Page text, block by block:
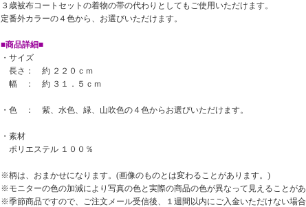
３歳被布コートセットの着物の帯の代わりとしてもご使用いただけます。
定番外カラーの４色から、お選びいただけます。
■商品詳細■
・サイズ
長さ： 約 ２２０ｃｍ
幅 ： 約 ３１．５ｃｍ
・色 ： 紫、水色、緑、山吹色の４色からお選びいただけます。
・素材
ポリエステル １００％
※柄は、おまかせになります。(画像のものとは変わることがあります。)
※モニターの色の加減により写真の色と実際の商品の色が異なって見えることが
※季節商品ですので、ご注文メール受信後、１週間以内にご入金いただけない場